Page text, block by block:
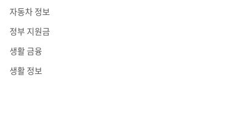
자동차 정보
정부 지원금
생활 금융
생활 정보